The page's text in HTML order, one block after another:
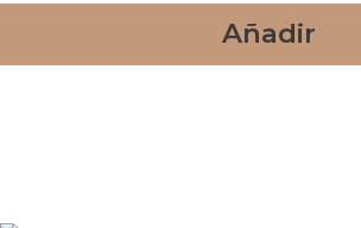
Añadir